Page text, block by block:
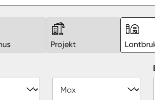
Projekt